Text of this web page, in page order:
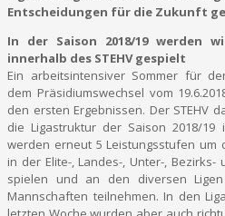
Entscheidungen für die Zukunft
In der Saison 2018/19 werden
innerhalb des STEHV gespielt
Ein arbeitsintensiver Sommer für
dem Präsidiumswechsel vom
den ersten Ergebnissen. Der STEHV
die Ligastruktur der Saison 2018/19
werden erneut 5 Leistungsstufen um
in der Elite-, Landes-, Unter-, Bezirks-
spielen und an den diversen
Mannschaften teilnehmen. In den